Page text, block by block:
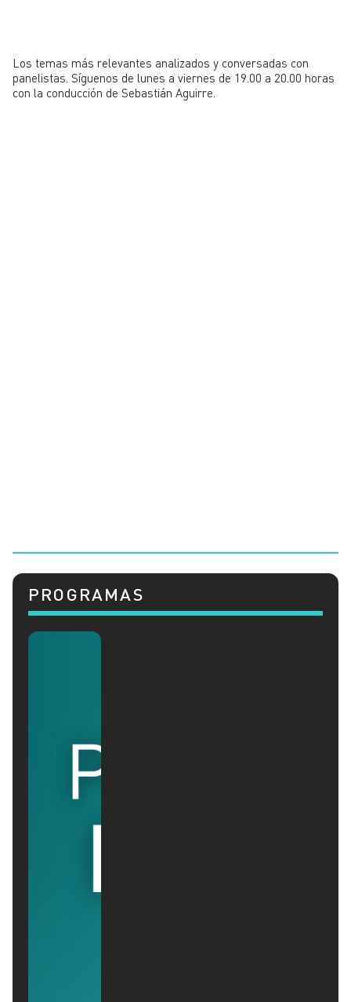
Los temas más relevantes analizados y conversadas con
panelistas. Síguenos de lunes a viernes de 19.00 a 20.00 horas
con la conducción de Sebastián Aguirre.
PROGRAMAS